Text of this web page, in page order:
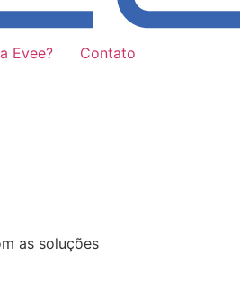
Evee? Contato
as soluções